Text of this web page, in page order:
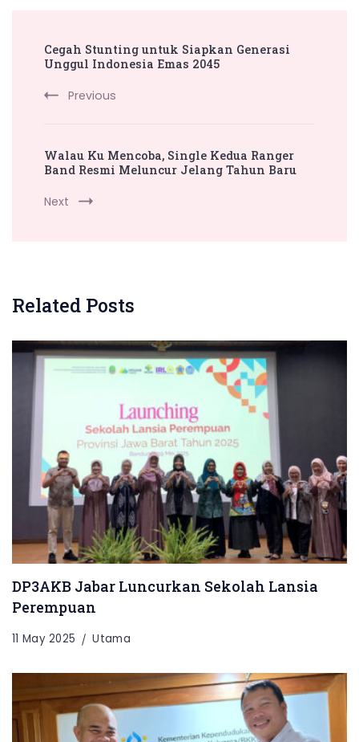
Navigation
Cegah Stunting untuk Siapkan Generasi
Unggul Indonesia Emas 2045
Previous
Walau Ku Mencoba, Single Kedua Ranger
Band Resmi Meluncur Jelang Tahun Baru
Next
Related Posts
DP3AKB Jabar Luncurkan Sekolah Lansia
Perempuan
11 May 2025 Utama